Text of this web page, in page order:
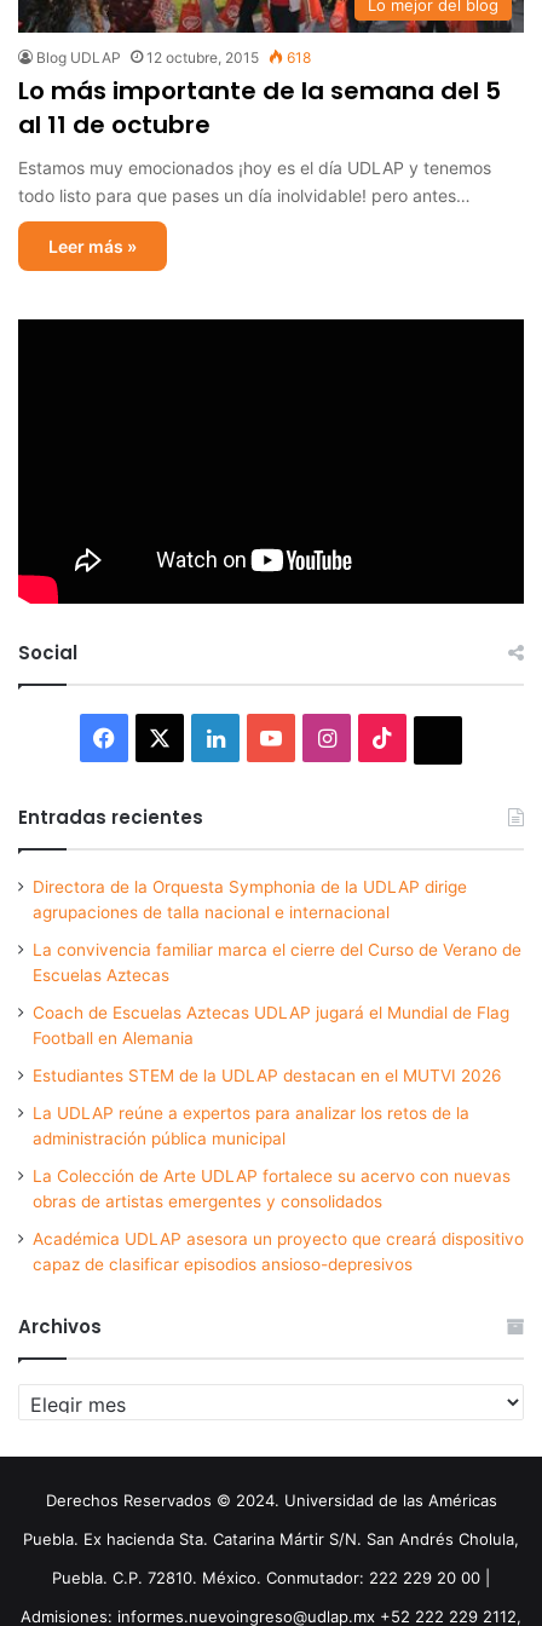
Lo mejor del blog
Blog UDLAP 12 octubre, 2015 618
Lo más importante de la semana del 5
al 11 de octubre
Estamos muy emocionados ¡hoy es el día UDLAP y tenemos
todo listo para que pases un día inolvidable! pero antes…
Leer más »
Social
Facebook LinkedInYouTubeInstagram
Entradas recientes
Directora de la Orquesta Symphonia de la UDLAP dirige
agrupaciones de talla nacional e internacional
La convivencia familiar marca el cierre del Curso de Verano de
Escuelas Aztecas
Coach de Escuelas Aztecas UDLAP jugará el Mundial de Flag
Football en Alemania
Estudiantes STEM de la UDLAP destacan en el MUTVI 2026
La UDLAP reúne a expertos para analizar los retos de la
administración pública municipal
La Colección de Arte UDLAP fortalece su acervo con nuevas
obras de artistas emergentes y consolidados
Académica UDLAP asesora un proyecto que creará dispositivo
capaz de clasificar episodios ansioso-depresivos
Archivos
Archivos
Derechos Reservados © 2024. Universidad de las Américas
Puebla. Ex hacienda Sta. Catarina Mártir S/N. San Andrés Cholula,
Puebla. C.P. 72810. México. Conmutador: 222 229 20 00 |
Admisiones: informes.nuevoingreso@udlap.mx +52 222 229 2112,